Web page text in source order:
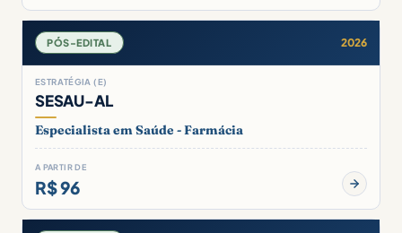
PÓS-EDITAL 2026
ESTRATÉGIA (E)
SESAU-AL
Especialista em Saúde - Farmácia
A PARTIR DE
R$ 96